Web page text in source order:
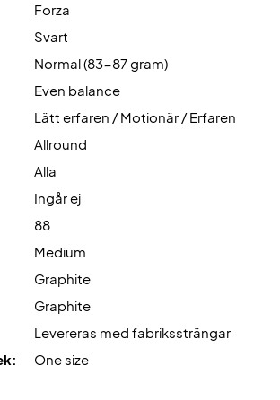
För detta racket rekommenderar
detta racket utan fodral!
Forza
Svart
Normal (83-87 gram)
Even balance
Lätt erfaren / Motionär / Erfaren
Allround
Alla
Ingår ej
88
Medium
Graphite
Graphite
Levereras med fabrikssträngar
One size